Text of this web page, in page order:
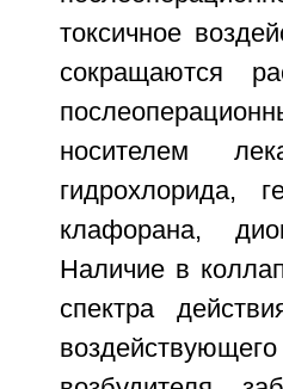
токсичное
сокращаются
носителем
гидрохлорида,
клафорана,
Наличие в
спектра